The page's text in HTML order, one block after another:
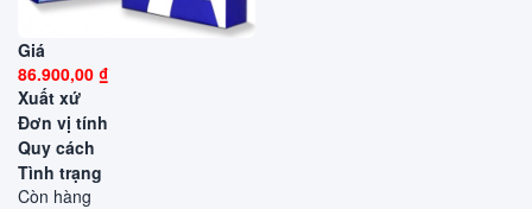
Giá
86.900,00 ₫
Xuất xứ
Đơn vị tính
Quy cách
Tình trạng
Còn hàng